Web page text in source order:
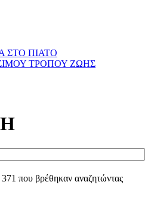
ΣΤΟ ΠΙΑΤΟ
ΤΡΟΠΟΥ ΖΩΗΣ
που βρέθηκαν αναζητώντας